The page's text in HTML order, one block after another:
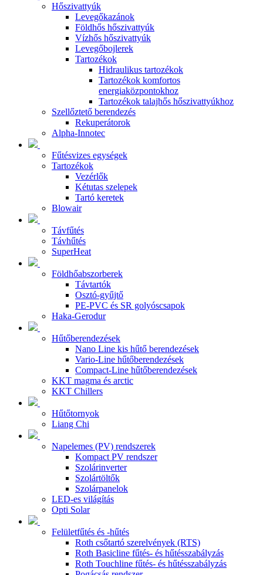
Hőszivattyúk
Levegőkazánok
Földhős hőszivattyúk
Vízhős hőszivattyúk
Levegőbojlerek
Tartozékok
Hidraulikus tartozékok
Tartozékok komfortos
energiaközpontokhoz
Tartozékok talajhős hőszivattyúkhoz
Szellőztető berendezés
Rekuperátorok
Alpha-Innotec
Fűtésvizes egységek
Tartozékok
Vezérlők
Kétutas szelepek
Tartó keretek
Blowair
Távfűtés
Távhűtés
SuperHeat
Földhőabszorberek
Távtartók
Osztó-gyűjtő
PE-PVC és SR golyóscsapok
Haka-Gerodur
Hűtőberendezések
Nano Line kis hűtő berendezések
Vario-Line hűtőberendezések
Compact-Line hűtőberendezések
KKT magma és arctic
KKT Chillers
Hűtőtornyok
Liang Chi
Napelemes (PV) rendszerek
Kompact PV rendszer
Szolárinverter
Szolártöltők
Szolárpanelok
LED-es világítás
Opti Solar
Felületfűtés és -hűtés
Roth csőtartó szerelvények (RTS)
Roth Basicline fűtés- és hűtésszabályzás
Roth Touchline fűtés- és hűtésszabályzás